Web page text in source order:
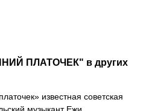
ПЛАТОЧЕК" в других
известная советская